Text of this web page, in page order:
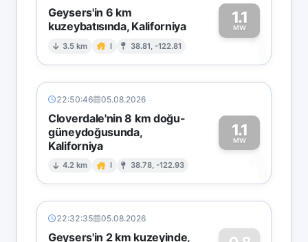
Geysers'in 6 km
kuzeybatısında, Kaliforniya
3.5 km I 38.81, -122.81
1.1
MW1
22:50:46 05.08.2026
Cloverdale'nin 8 km doğu-
güneydoğusunda,
Kaliforniya
4.2 km I 38.78, -122.93
1.1
MW
1
22:32:35 05.08.2026
Geysers'in 2 km kuzeyinde,